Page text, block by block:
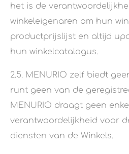
het is de
winkeleigenaren om hun
productprijslijst en altijd
hun winkelcatalogus.
2.5. MENURIO zelf biedt
runt geen van de
MENURIO draagt geen
verantwoordelijkheid voor
diensten van de Winkels.